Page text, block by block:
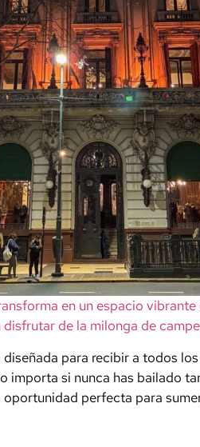
en un espacio
disfrutar de la milonga de
para recibir a todos
importa si nunca has bailado
oportunidad perfecta para